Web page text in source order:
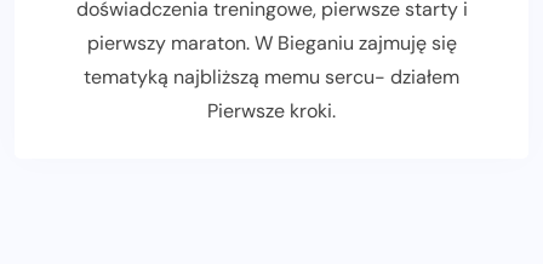
doświadczenia treningowe, pierwsze starty i
pierwszy maraton. W Bieganiu zajmuję się
tematyką najbliższą memu sercu- działem
Pierwsze kroki.